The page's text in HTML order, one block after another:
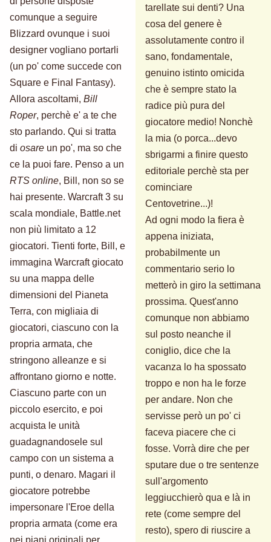
comunque a seguire
Blizzard ovunque i suoi
designer vogliano portarli
(un po' come succede con
Square e Final Fantasy).
Allora ascoltami, Bill
Roper, perchè e' a te che
sto parlando. Qui si tratta
di osare un po', ma so che
ce la puoi fare. Penso a un
RTS online, Bill, non so se
hai presente. Warcraft 3 su
scala mondiale, Battle.net
non più limitato a 12
giocatori. Tienti forte, Bill, e
immagina Warcraft giocato
su una mappa delle
dimensioni del Pianeta
Terra, con migliaia di
giocatori, ciascuno con la
propria armata, che
stringono alleanze e si
affrontano giorno e notte.
Ciascuno parte con un
piccolo esercito, e poi
acquista le unità
guadagnandosele sul
campo con un sistema a
punti, o denaro. Magari il
giocatore potrebbe
impersonare l'Eroe della
propria armata (come era
nei piani originali per
tarellate sui denti? Una
cosa del genere è
assolutamente contro il
sano, fondamentale,
genuino istinto omicida
che è sempre stato la
radice più pura del
giocatore medio! Nonchè
la mia (o porca...devo
sbrigarmi a finire questo
editoriale perchè sta per
cominciare
Centovetrine...)!
Ad ogni modo la fiera è
appena iniziata,
probabilmente un
commentario serio lo
metterò in giro la settimana
prossima. Quest'anno
comunque non abbiamo
sul posto neanche il
coniglio, dice che la
vacanza lo ha spossato
troppo e non ha le forze
per andare. Non che
servisse però un po' ci
faceva piacere che ci
fosse. Vorrà dire che per
sputare due o tre sentenze
sull'argomento
leggiucchierò qua e là in
rete (come sempre del
resto), spero di riuscire a